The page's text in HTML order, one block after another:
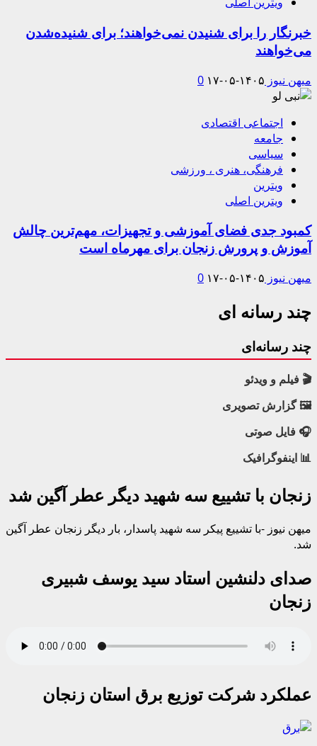
خبرنگار را برای شنیدن نمی‌خواهند؛ برای شنیده‌شدن
می‌خواهند
میهن نیوز ۱۴۰۵-۰۵-۱۷ 0
اجتماعی اقتصادی
جامعه
سیاسی
فرهنگی، هنری ، ورزشی
ویترین
ویترین اصلی
کمبود جدی فضای آموزشی و تجهیزات، مهم‌ترین چالش
آموزش و پرورش زنجان برای مهرماه است
میهن نیوز ۱۴۰۵-۰۵-۱۷ 0
چند رسانه ای
چند رسانه‌ای
🎬 فیلم و ویدئو
🖼 گزارش تصویری
🎧 فایل صوتی
📊 اینفوگرافیک
زنجان با تشییع سه شهید دیگر عطر آگین شد
میهن نیوز -با تشییع پیکر سه شهید پاسدار، بار دیگر زنجان عطر آگین
شد.
صدای دلنشین استاد سید یوسف شبیری
زنجان
عملکرد شرکت توزیع برق استان زنجان